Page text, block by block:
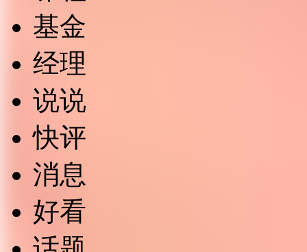
基金
经理
说说
快评
消息
好看